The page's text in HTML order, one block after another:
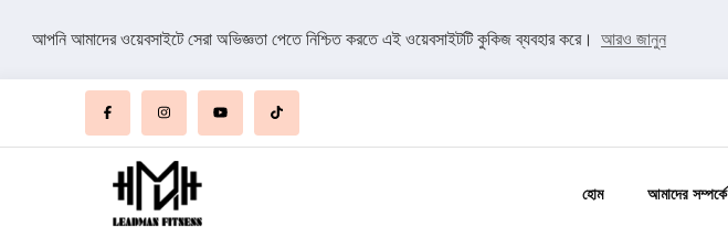
আপনি আমাদের ওয়েবসাইটে সেরা অভিজ্ঞতা পেতে নিশ্চিত করতে এই ওয়েবসাইটটি কুকিজ ব্যবহার করে। আরও জানুন
হোম আমাদের সম্পর্কে